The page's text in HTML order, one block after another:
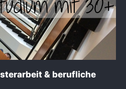
& berufliche